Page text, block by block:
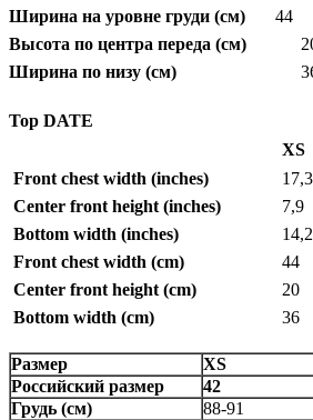
Ширина на уровне груди (см)
44
Высота по центра переда (см)
Ширина по низу (см)
Top DATE
XS
Front chest width (inches) 17,3
Center front height (inches) 7,9
Bottom width (inches) 14,2
Front chest width (cm)
44
Center front height (cm)
20
Bottom width (cm) 36
Размер XS
Российский размер
42
Грудь (см)
88-91